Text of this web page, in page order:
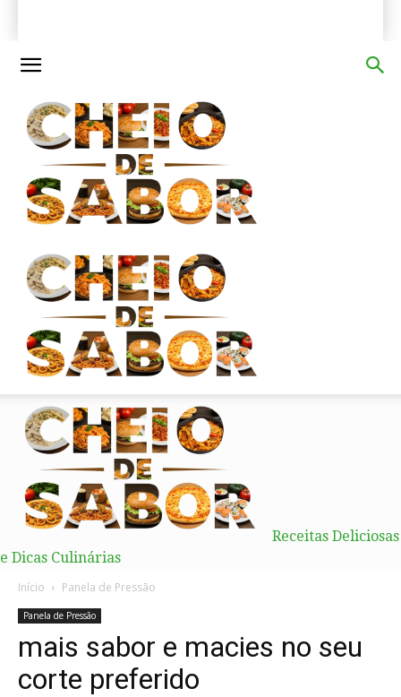
Receitas Deliciosas
e Dicas Culinárias
Início Panela de Pressão
Panela de Pressão
mais sabor e macies no seu
corte preferido